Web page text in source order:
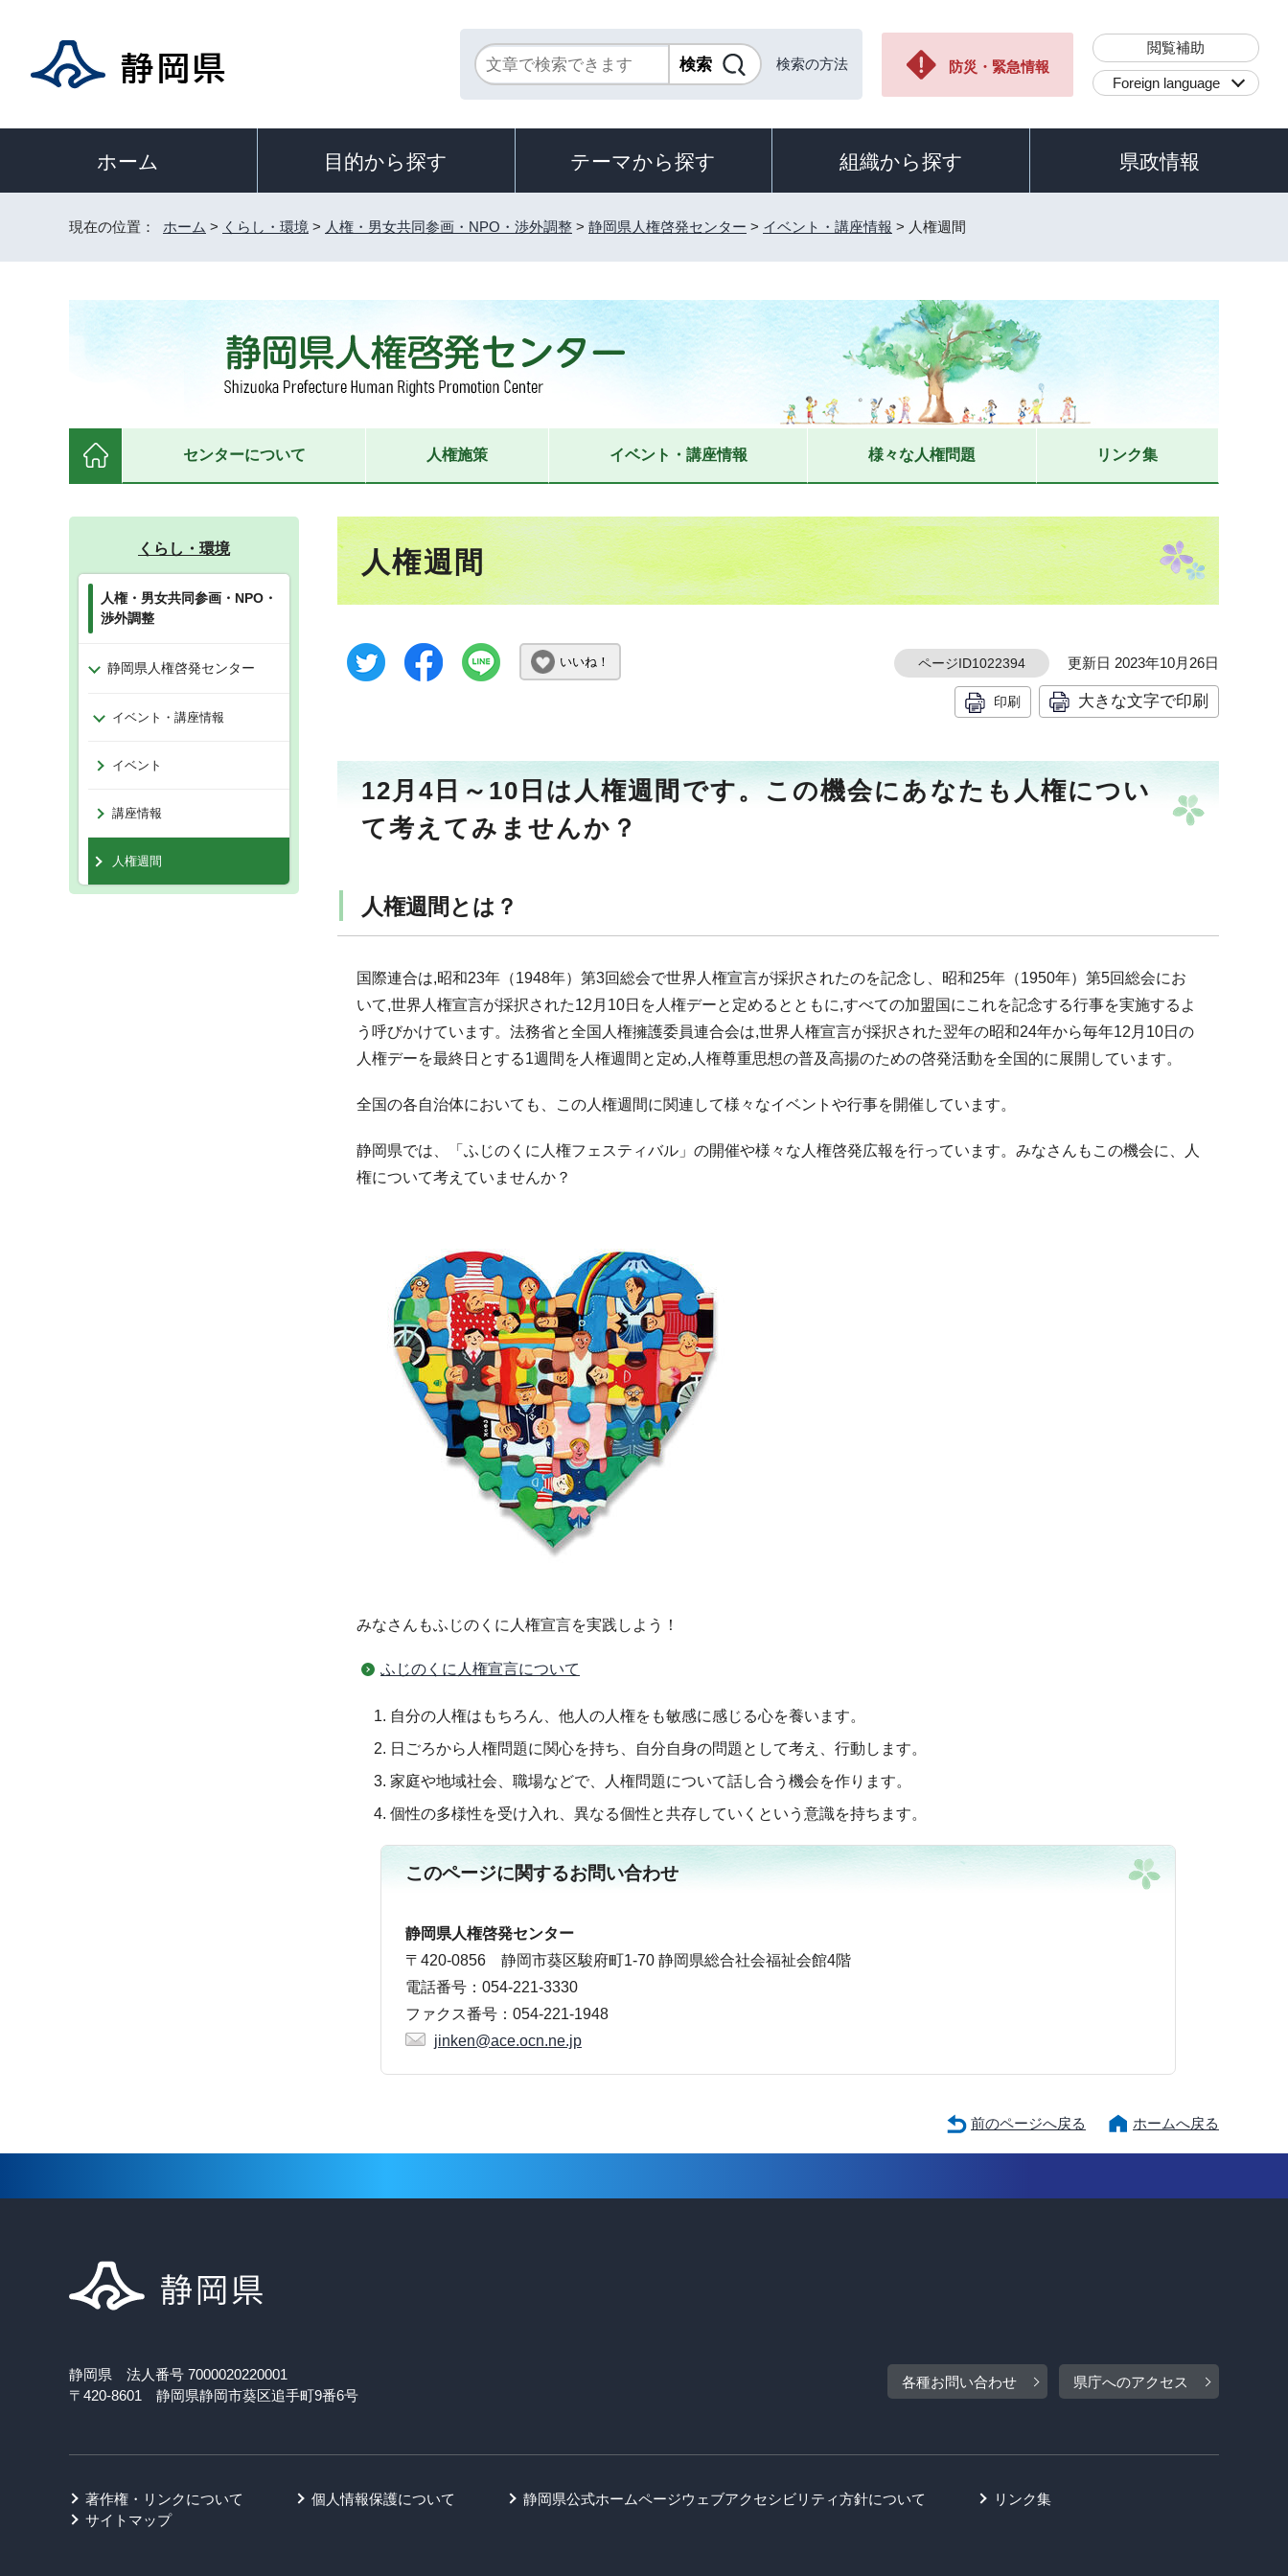
検索の方法 防災・緊急情報
閲覧補助
Foreign language
ホーム 目的から探す テーマから探す 組織から探す 県政情報
現在の位置： ホーム > くらし・環境 > 人権・男女共同参画・NPO・渉外調整 > 静岡県人権啓発センター > イベント・講座情報 > 人権週間
センターについて 人権施策 イベント・講座情報 様々な人権問題 リンク集
人権週間
いいね！ ページID1022394 更新日 2023年10月26日
印刷 大きな文字で印刷
12月4日～10日は人権週間です。この機会にあなたも人権につい
て考えてみませんか？
人権週間とは？
国際連合は,昭和23年（1948年）第3回総会で世界人権宣言が採択されたのを記念し、昭和25年（1950年）第5回総会にお
いて,世界人権宣言が採択された12月10日を人権デーと定めるとともに,すべての加盟国にこれを記念する行事を実施するよ
う呼びかけています。法務省と全国人権擁護委員連合会は,世界人権宣言が採択された翌年の昭和24年から毎年12月10日の
人権デーを最終日とする1週間を人権週間と定め,人権尊重思想の普及高揚のための啓発活動を全国的に展開しています。
全国の各自治体においても、この人権週間に関連して様々なイベントや行事を開催しています。
静岡県では、「ふじのくに人権フェスティバル」の開催や様々な人権啓発広報を行っています。みなさんもこの機会に、人
権について考えていませんか？
みなさんもふじのくに人権宣言を実践しよう！
ふじのくに人権宣言について
自分の人権はもちろん、他人の人権をも敏感に感じる心を養います。
日ごろから人権問題に関心を持ち、自分自身の問題として考え、行動します。
家庭や地域社会、職場などで、人権問題について話し合う機会を作ります。
個性の多様性を受け入れ、異なる個性と共存していくという意識を持ちます。
このページに関するお問い合わせ
静岡県人権啓発センター
〒420-0856 静岡市葵区駿府町1-70 静岡県総合社会福祉会館4階
電話番号：054-221-3330
ファクス番号：054-221-1948
jinken@ace.ocn.ne.jp
くらし・環境
人権・男女共同参画・NPO・
渉外調整
静岡県人権啓発センター
イベント・講座情報
イベント
講座情報
人権週間
前のページへ戻る ホームへ戻る
静岡県 法人番号 7000020220001
〒420-8601 静岡県静岡市葵区追手町9番6号
各種お問い合わせ 県庁へのアクセス
著作権・リンクについて 個人情報保護について 静岡県公式ホームページウェブアクセシビリティ方針について
リンク集
サイトマップ